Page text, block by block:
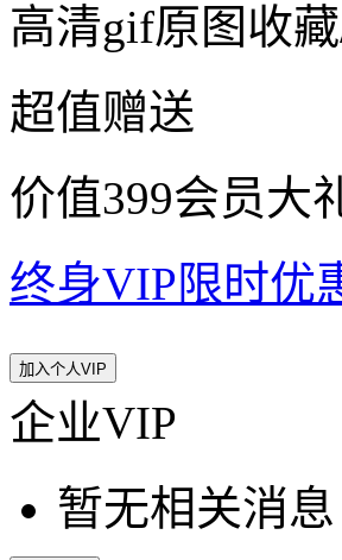
高清gif原图收
超值赠送
价值399会员大
终身VIP限时优
加入个人VIP
企业VIP
暂无相关消息